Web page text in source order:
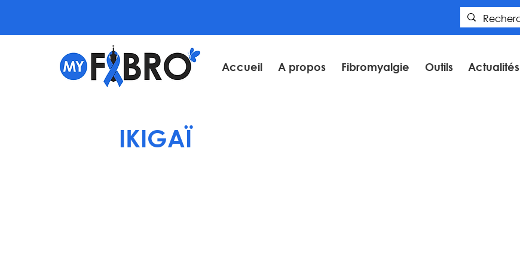
Accueil A propos Fibromyalgie Outils Actualités
IKIGAÏ